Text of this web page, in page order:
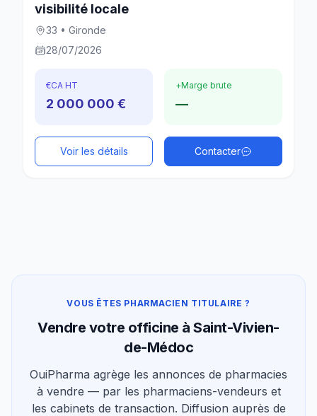
visibilité locale
33 • Gironde
28/07/2026
€CA HT
2 000 000 €
+Marge brute
—
Voir les détails Contacter
VOUS ÊTES PHARMACIEN TITULAIRE ?
Vendre votre officine à Saint-Vivien-
de-Médoc
OuiPharma agrège les annonces de pharmacies
à vendre — par les pharmaciens-vendeurs et
les cabinets de transaction. Diffusion auprès de